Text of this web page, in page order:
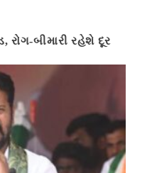
રોગ-બીમારી રહેશે દૂર